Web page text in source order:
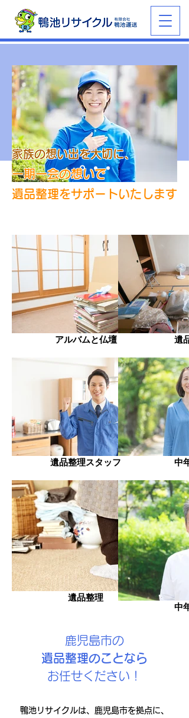
家族の想い出を大切に、
一期一会の想いで
遺品整理をサポートいたします
アルバムと仏壇
遺品整理スタッフ
遺品整理
遺
中
中
鹿児島市の
遺品整理のことなら
お任せください！
鴨池リサイクルは、鹿児島市を拠点に、